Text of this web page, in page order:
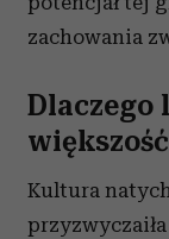
zachowania
Dlaczego
Kultura